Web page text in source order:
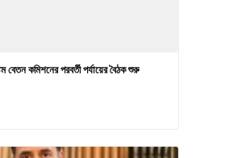
বেতন কমিশনের পরবর্তী পর্যায়ের বৈঠক শুরু